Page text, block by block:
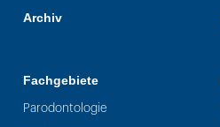
Archiv
Fachgebiete
Parodontologie